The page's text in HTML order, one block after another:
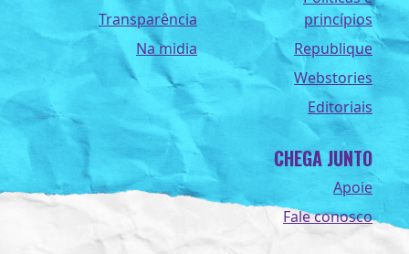
Transparência
Na midia
princípios
Republique
Webstories
Editoriais
CHEGA JUNTO
Apoie
Fale conosco